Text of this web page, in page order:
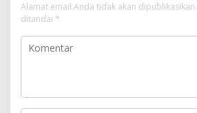
Alamat email Anda tidak akan dipublikasikan.
ditandai *